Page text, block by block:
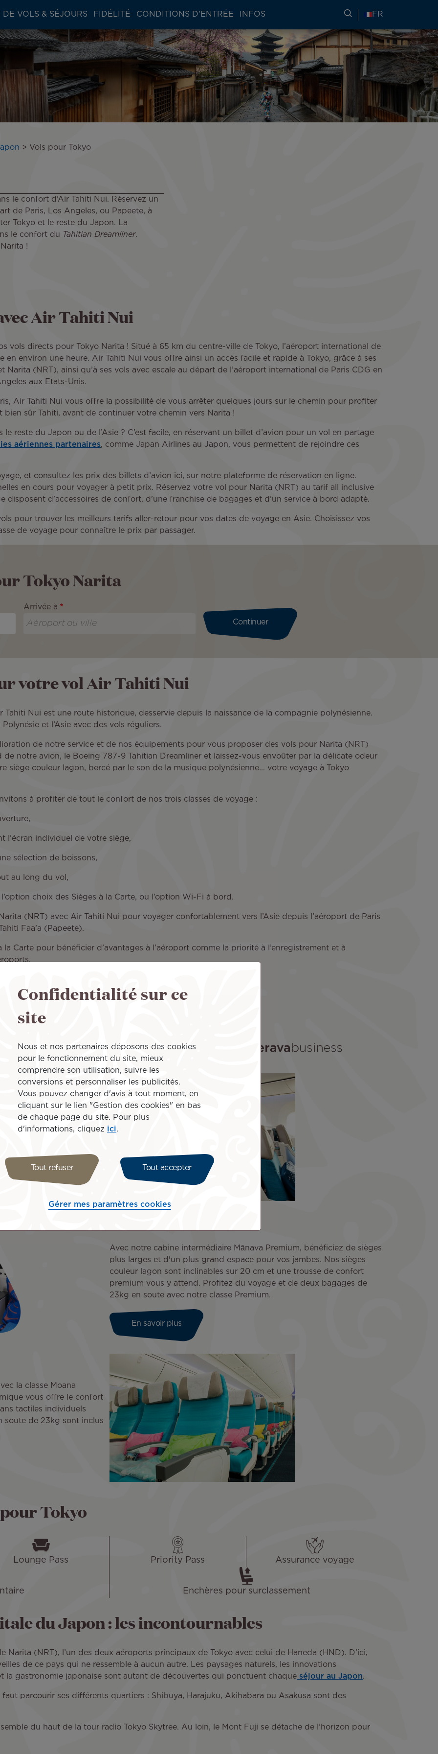
DE VOLS & SÉJOURS FIDÉLITÉ CONDITIONS D'ENTRÉE INFOS RECHERCHER DES
FR
Vols pour Tokyo
le confort d’Air Tahiti Nui. Réservez un
de Paris, Los Angeles, ou Papeete, à
Tokyo et le reste du Japon. La
le confort du Tahitian Dreamliner.
!
Air Tahiti Nui
vols directs pour Tokyo Narita ! Situé à 65 km du centre-ville de Tokyo, l’aéroport international de
en environ une heure. Air Tahiti Nui vous offre ainsi un accès facile et rapide à Tokyo, grâce à ses
(NRT), ainsi qu’à ses vols avec escale au départ de l’aéroport international de Paris CDG en
aux Etats-Unis.
Air Tahiti Nui vous offre la possibilité de vous arrêter quelques jours sur le chemin pour profiter
sûr Tahiti, avant de continuer votre chemin vers Narita !
reste du Japon ou de l’Asie ? C’est facile, en réservant un billet d’avion pour un vol en partage
aériennes partenaires, comme Japan Airlines au Japon, vous permettent de rejoindre ces
et consultez les prix des billets d’avion ici, sur notre plateforme de réservation en ligne.
en cours pour voyager à petit prix. Réservez votre vol pour Narita (NRT) au tarif all inclusive
disposent d’accessoires de confort, d’une franchise de bagages et d’un service à bord adapté.
pour trouver les meilleurs tarifs aller-retour pour vos dates de voyage en Asie. Choisissez vos
de voyage pour connaître le prix par passager.
Tokyo Narita
Arrivée à
Continuer
votre vol Air Tahiti Nui
Tahiti Nui est une route historique, desservie depuis la naissance de la compagnie polynésienne.
et l’Asie avec des vols réguliers.
de notre service et de nos équipements pour vous proposer des vols pour Narita (NRT)
notre avion, le Boeing 787-9 Tahitian Dreamliner et laissez-vous envoûter par la délicate odeur
siège couleur lagon, bercé par le son de la musique polynésienne... votre voyage à Tokyo
à profiter de tout le confort de nos trois classes de voyage :
l’écran individuel de votre siège,
sélection de boissons,
au long du vol,
choix des Sièges à la Carte, ou l’option Wi-Fi à bord.
(NRT) avec Air Tahiti Nui pour voyager confortablement vers l’Asie depuis l’aéroport de Paris
Faa’a (Papeete).
la Carte pour bénéficier d’avantages à l’aéroport comme la priorité à l’enregistrement et à
qui vous convient
de standing. Ses
ainsi vous reposer
du vol. Réservez
également d’un
en soute et du Lounge
Avec notre cabine intermédiaire Mānava Premium, bénéficiez de sièges
plus larges et d'un plus grand espace pour vos jambes. Nos sièges
couleur lagon sont inclinables sur 20 cm et une trousse de confort
premium vous y attend. Profitez du voyage et de deux bagages de
23kg en soute avec notre classe Premium.
En savoir plus
la classe Moana
vous offre le confort
tactiles individuels
soute de 23kg sont inclus
Tokyo
Lounge Pass Priority Pass Assurance voyage
Enchères pour surclassement
du Japon : les incontournables
Narita (NRT), l’un des deux aéroports principaux de Tokyo avec celui de Haneda (HND). D’ici,
de ce pays qui ne ressemble à aucun autre. Les paysages naturels, les innovations
la gastronomie japonaise sont autant de découvertes qui ponctuent chaque séjour au Japon.
faut parcourir ses différents quartiers : Shibuya, Harajuku, Akihabara ou Asakusa sont des
du haut de la tour radio Tokyo Skytree. Au loin, le Mont Fuji se détache de l’horizon pour
Confidentialité sur ce
site
Nous et nos partenaires déposons des cookies
pour le fonctionnement du site, mieux
comprendre son utilisation, suivre les
conversions et personnaliser les publicités.
Vous pouvez changer d'avis à tout moment, en
cliquant sur le lien "Gestion des cookies" en bas
de chaque page du site. Pour plus
d'informations, cliquez ici.
Tout refuser Tout accepter
Gérer mes paramètres cookies